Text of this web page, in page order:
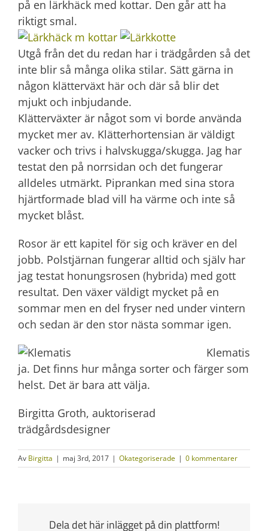
på en lärkhäck med kottar. Den går att ha
riktigt smal.
Utgå från det du redan har i trädgården så det
inte blir så många olika stilar. Sätt gärna in
någon klätterväxt här och där så blir det
mjukt och inbjudande.
Klätterväxter är något som vi borde använda
mycket mer av. Klätterhortensian är väldigt
vacker och trivs i halvskugga/skugga. Jag har
testat den på norrsidan och det fungerar
alldeles utmärkt. Piprankan med sina stora
hjärtformade blad vill ha värme och inte så
mycket blåst.
Rosor är ett kapitel för sig och kräver en del
jobb. Polstjärnan fungerar alltid och själv har
jag testat honungsrosen (hybrida) med gott
resultat. Den växer väldigt mycket på en
sommar men en del fryser ned under vintern
och sedan är den stor nästa sommar igen.
Klematis
ja. Det finns hur många sorter och färger som
helst. Det är bara att välja.
Birgitta Groth, auktoriserad
trädgårdsdesigner
Av Birgitta | maj 3rd, 2017 | Okategoriserade | 0 kommentarer
Dela det här inlägget på din plattform!